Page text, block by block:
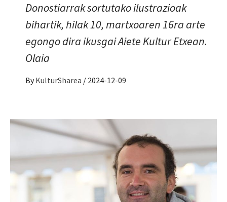
Donostiarrak sortutako ilustrazioak
bihartik, hilak 10, martxoaren 16ra arte
egongo dira ikusgai Aiete Kultur Etxean.
Olaia
By KulturSharea / 2024-12-09